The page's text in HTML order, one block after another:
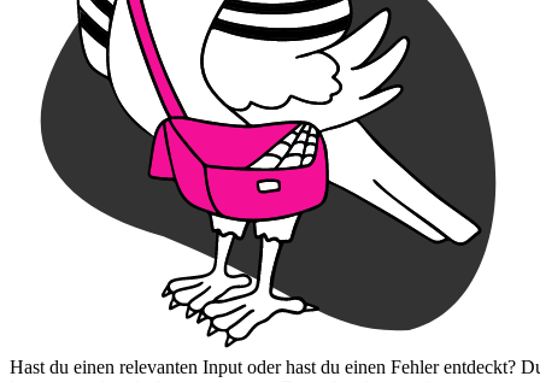
Hast du einen relevanten Input oder hast du einen Fehler entdeckt?